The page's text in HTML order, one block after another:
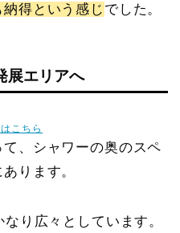
得という感じ でした。
展エリアへ
こちら
、シャワーの奥のスペ
ります。
り広々としています。